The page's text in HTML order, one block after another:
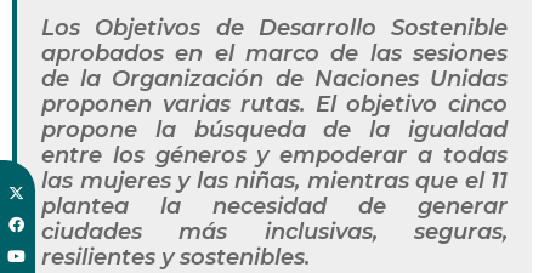
Los Objetivos de Desarrollo Sostenible
aprobados en el marco de las sesiones
de la Organización de Naciones Unidas
proponen varias rutas. El objetivo cinco
propone la búsqueda de la igualdad
entre los géneros y empoderar a todas
las mujeres y las niñas, mientras que el 11
plantea la necesidad de generar
ciudades más inclusivas, seguras,
resilientes y sostenibles.